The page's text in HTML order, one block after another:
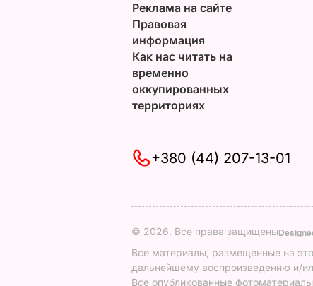
Реклама на сайте
Правовая
информация
Как нас читать на
временно
оккупированных
территориях
+380 (44) 207-13-01
© 2026. Все права защищены
Все материалы, размещенные на
дальнейшему воспроизведению и/
Все опубликованные фотоматериалы